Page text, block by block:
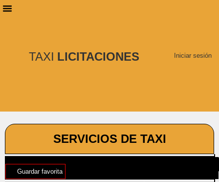
TAXI LICITACIONES Iniciar sesión
SERVICIOS DE TAXI
Guardar favorita